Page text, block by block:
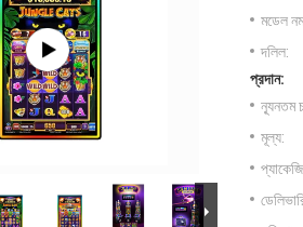
মডেল
দলিল:
প্রদান:
ন্যূনতম
মূল্য: